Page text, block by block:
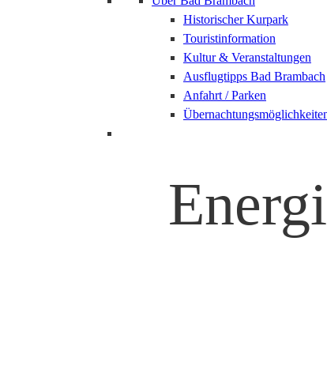
Historischer Kurpark
Touristinformation
Kultur & Veranstaltungen
Ausflugtipps Bad Brambach
Anfahrt / Parken